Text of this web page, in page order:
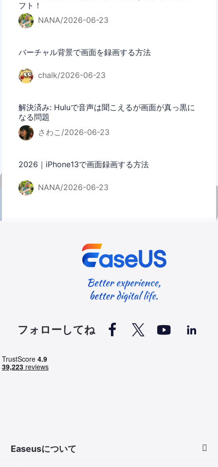
フト！
NANA/2026-06-23
バーチャル背景で画面を録画する方法
chalk/2026-06-23
解決済み: Huluで音声は聞こえるが画面が真っ黒に
なる問題
さわこ/2026-06-23
2026｜iPhone13で画面録画する方法
NANA/2026-06-23
フォローしてね    
Easeusについて